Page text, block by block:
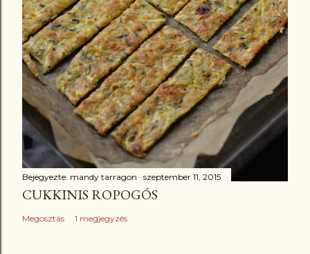
Bejegyezte: mandy tarragon szeptember 11, 2015
CUKKINIS ROPOGÓS
Megosztás 1 megjegyzés